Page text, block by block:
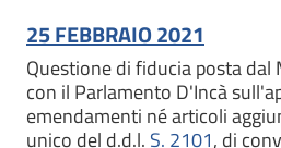
25 FEBBRAIO 2021
Questione di fiducia posta dal
con il Parlamento D'Incà
emendamenti né articoli
unico del d.d.l. S. 2101, di